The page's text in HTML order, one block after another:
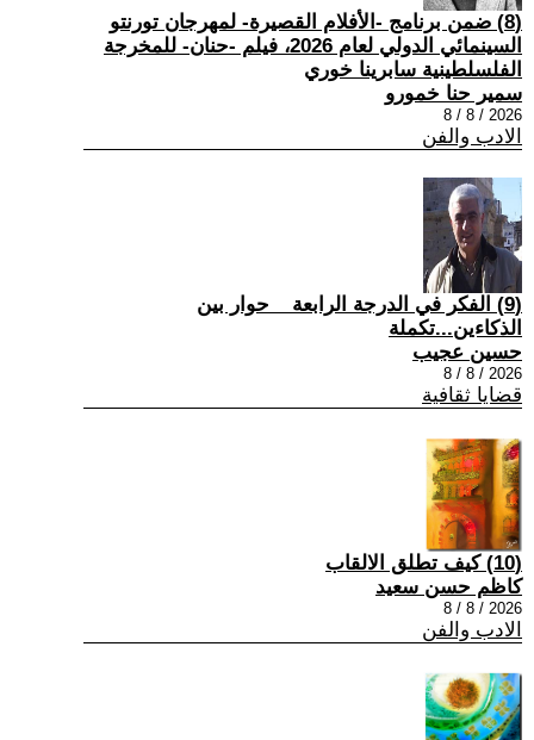
(8) ضمن برنامج -الأفلام القصيرة- لمهرجان تورنتو
السينمائي الدولي لعام 2026، فيلم -حنان- للمخرجة
الفلسلطينية سابرينا خوري
سمير حنا خمورو
2026 / 8 / 8
الادب والفن
(9) الفكر في الدرجة الرابعة _ حوار بين
الذكاءين...تكملة
حسين عجيب
2026 / 8 / 8
قضايا ثقافية
(10) كيف تطلق الالقاب
كاظم حسن سعيد
2026 / 8 / 8
الادب والفن